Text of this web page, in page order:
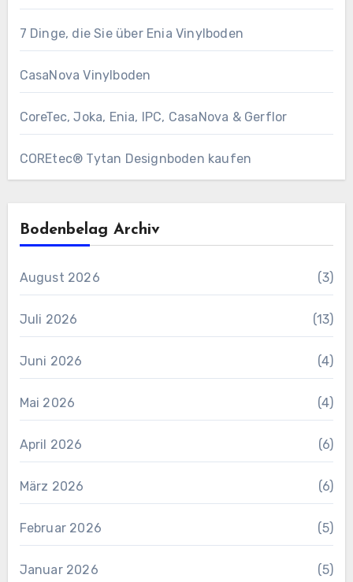
7 Dinge, die Sie über Enia Vinylboden
CasaNova Vinylboden
CoreTec, Joka, Enia, IPC, CasaNova & Gerflor
COREtec® Tytan Designboden kaufen
Bodenbelag Archiv
August 2026 (3)
Juli 2026 (13)
Juni 2026 (4)
Mai 2026 (4)
April 2026 (6)
März 2026 (6)
Februar 2026 (5)
Januar 2026 (5)